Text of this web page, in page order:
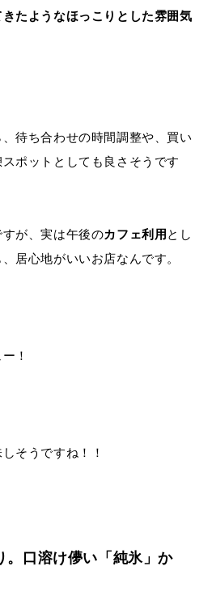
たようなほっこりとした雰囲気
待ち合わせの時間調整や、買い
ポットとしても良さそうです
が、実は午後のカフェ利用 とし
居心地がいいお店なんです。
！
そうですね！！
。口溶け儚い「純氷」か